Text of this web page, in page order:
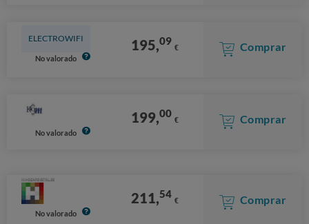
ELECTROWIFI
No valorado
195,09 € Comprar
No valorado
199,00 € Comprar
No valorado
211,54 € Comprar